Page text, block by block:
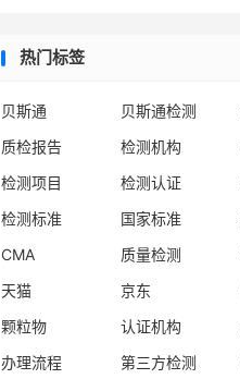
热门标签
贝斯通 贝斯通检测
质检报告
检测机构
检测项目
检测认证
检测标准
国家标准
CMA
质量检测
天猫
京东
颗粒物
认证机构
办理流程
第三方检测